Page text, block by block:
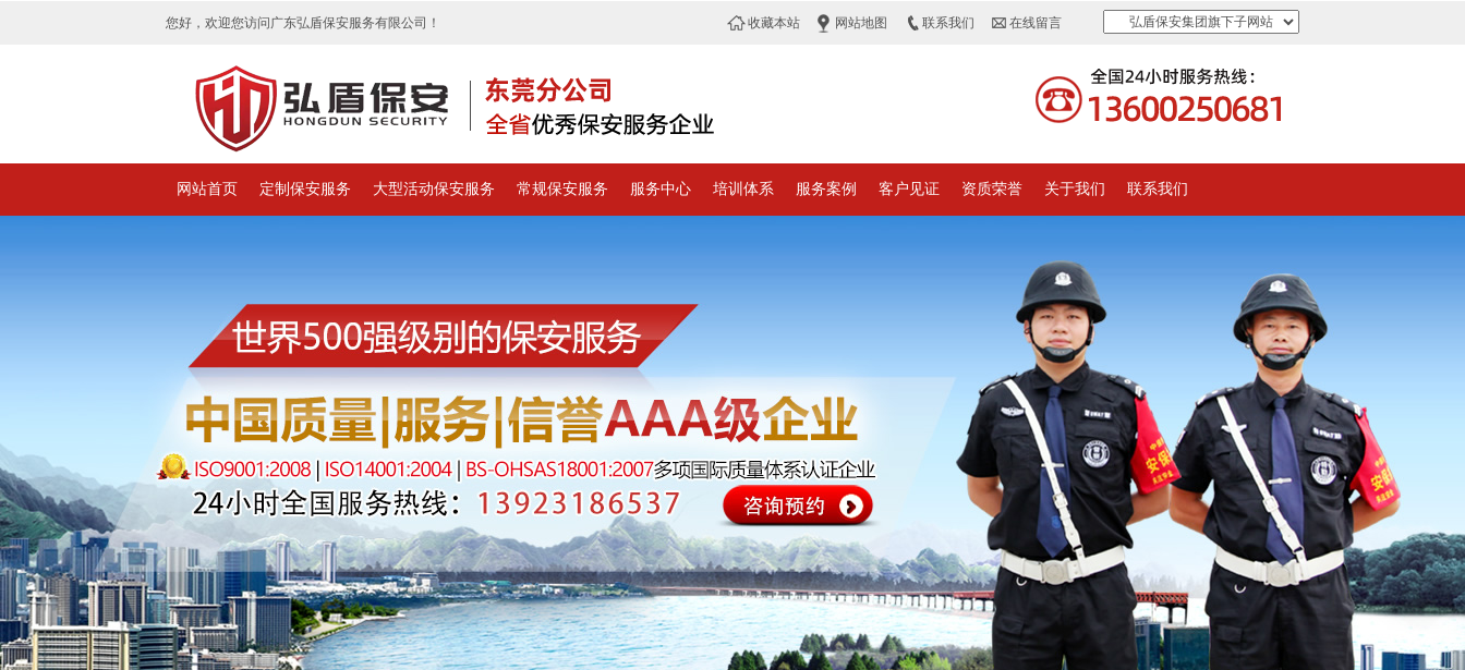
您好，欢迎您访问广东弘盾保安服务有限公司！ 收藏本站 网站地图 联系我们 在线留言 弘盾保安集团旗下子网站
网站首页 定制保安服务 大型活动保安服务 常规保安服务 服务中心 培训体系 服务案例 客户见证 资质荣誉 关于我们 联系我们